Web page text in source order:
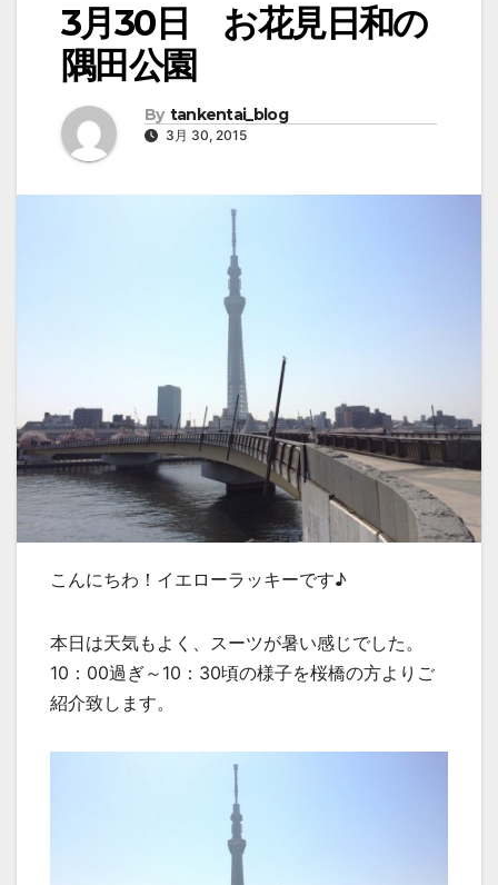
3月30日 お花見日和の
隅田公園
By tankentai_blog
3月 30, 2015
こんにちわ！イエローラッキーです♪
本日は天気もよく、スーツが暑い感じでした。
10：00過ぎ～10：30頃の様子を桜橋の方よりご
紹介致します。